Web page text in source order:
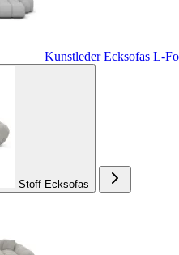
Kunstleder Ecksofas L-
Stoff Ecksofas